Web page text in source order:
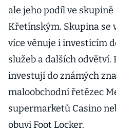
ale jeho podíl ve
Křetínským. Skupina se
více věnuje i investicím
služeb a dalších
investují do známých
maloobchodní řetězec
supermarketů Casino
obuvi Foot Locker.